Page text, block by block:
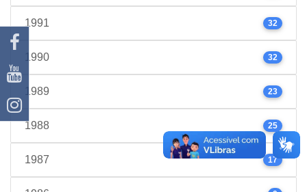
1991 32
1990 32
1989 23
1988 25
1987 17